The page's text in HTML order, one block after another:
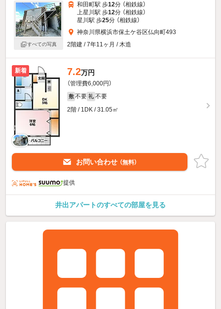
すべての写真
和田町駅 歩12分 （相鉄線）
上星川駅 歩12分 （相鉄線）
星川駅 歩25分 （相鉄線）
神奈川県横浜市保土ケ谷区仏向町493
2階建 / 7年11ヶ月 / 木造
新着 7.2万円
（管理費6,000円）
敷 不要 礼 不要
2階 / 1DK / 31.05㎡
お問い合わせ （無料）
提供
井出アパートのすべての部屋を見る